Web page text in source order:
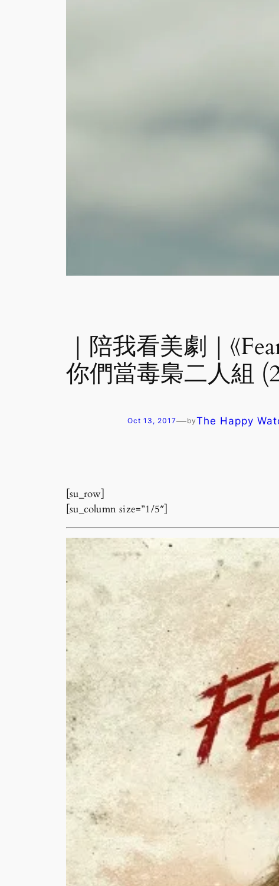
｜陪我看美劇｜《
你們當毒梟二人組
Oct 13, 2017—byThe Happy
[su_row]
[su_column size=”1/5″]